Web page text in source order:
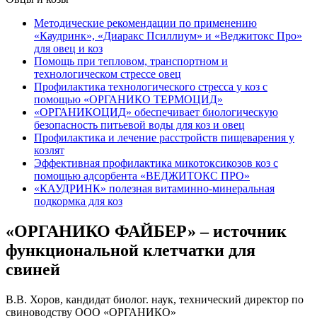
Методические рекомендации по применению
«Каудринк», «Диаракс Псиллиум» и «Веджитокс Про»
для овец и коз
Помощь при тепловом, транспортном и
технологическом стрессе овец
Профилактика технологического стресса у коз с
помощью «ОРГАНИКО ТЕРМОЦИД»
«ОРГАНИКОЦИД» обеспечивает биологическую
безопасность питьевой воды для коз и овец
Профилактика и лечение расстройств пищеварения у
козлят
Эффективная профилактика микотоксикозов коз с
помощью адсорбента «ВЕДЖИТОКС ПРО»
«КАУДРИНК» полезная витаминно-минеральная
подкормка для коз
«ОРГАНИКО ФАЙБЕР» – источник
функциональной клетчатки для
свиней
В.В. Хоров, кандидат биолог. наук, технический директор по
свиноводству ООО «ОРГАНИКО»